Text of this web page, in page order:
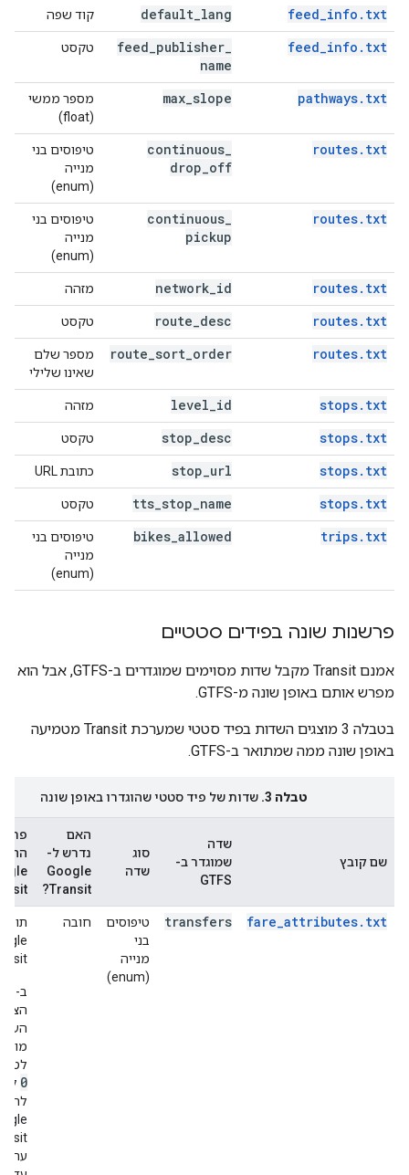
feed_info.txt
default lang קוד שפה
feed_info.txt
feed publisher
name
טקסט
pathways.txt
max slope
מספר ממשי
(float)
routes.txt
continuous
drop off
טיפוסים בני
מנייה
(enum)
routes.txt
continuous
pickup
טיפוסים בני
מנייה
(enum)
routes.txt
network id מזהה
routes.txt
route desc טקסט
routes.txt
route sort order
מספר שלם
שאינו שלילי
stops.txt
level id מזהה
stops.txt
stop desc טקסט
stops.txt
stop url כתובת URL
stops.txt
tts stop name טקסט
trips.txt
bikes allowed
טיפוסים בני
מנייה
(enum)
פרשנות שונה בפידים סטטיים
אמנם Transit מקבל שדות מסוימים שמוגדרים ב-GTFS, אבל הוא
מפרש אותם באופן שונה מ-GTFS.
בטבלה 3 מוצגים השדות בפיד סטטי שמערכת Transit מטמיעה
באופן שונה ממה שמתואר ב-GTFS.
טבלה 3. שדות של פיד סטטי שהוגדרו באופן שונה
שם קובץ
שדה
שמוגדר ב-
GTFS
סוג
שדה
האם
נדרש ל-
Google
Transit?
פרטי
fare_attributes.txt
transfers
טיפוסים
בני
מנייה
(enum)
חובה
תוסף
0 ל-